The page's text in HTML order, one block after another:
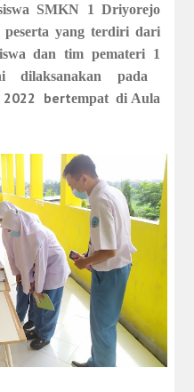
SMKN 1 Driyorejo
peserta yang terdiri dari
dan tim pemateri 1
pada
2022 bertempat di Aula